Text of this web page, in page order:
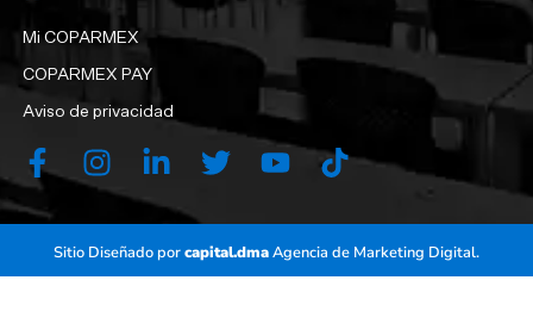
Mi COPARMEX
COPARMEX PAY
Aviso de privacidad
Sitio Diseñado porcapital.dmaAgencia de Marketing Digital.